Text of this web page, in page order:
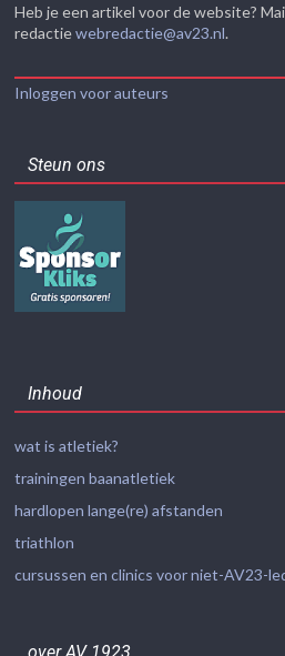
Heb je een artikel voor de website?
redactiewebredactie@av23.nl.
Inloggen voor auteurs
Steun ons
Inhoud
wat is atletiek?
trainingen baanatletiek
hardlopen lange(re) afstanden
triathlon
cursussen en clinics voor niet-AV23-